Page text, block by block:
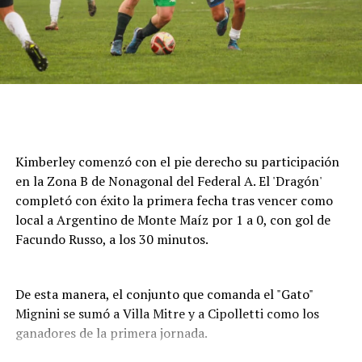
Cómo funciona el Power Ranking de la Fórmula 1
Esta clasificación funciona a través de un panel de cinco
incluye también la clasificación previa y, en caso de
tener, las carreras sprint.
Este análisis tiene la premisa de dejar de lado el
potencial del auto en la calificación de los pilotos, por lo
A lo largo del año, se acumularon las valoraciones de
cada uno en una tabla general que, luego de once fechas
Kimberley comenzó con el pie derecho su participación
en la Zona B de Nonagonal del Federal A. El 'Dragón'
completó con éxito la primera fecha tras vencer como
local a Argentino de Monte Maíz por 1 a 0, con gol de
Facundo Russo, a los 30 minutos.
De esta manera, el conjunto que comanda el "Gato"
Mignini se sumó a Villa Mitre y a Cipolletti como los
ganadores de la primera jornada.